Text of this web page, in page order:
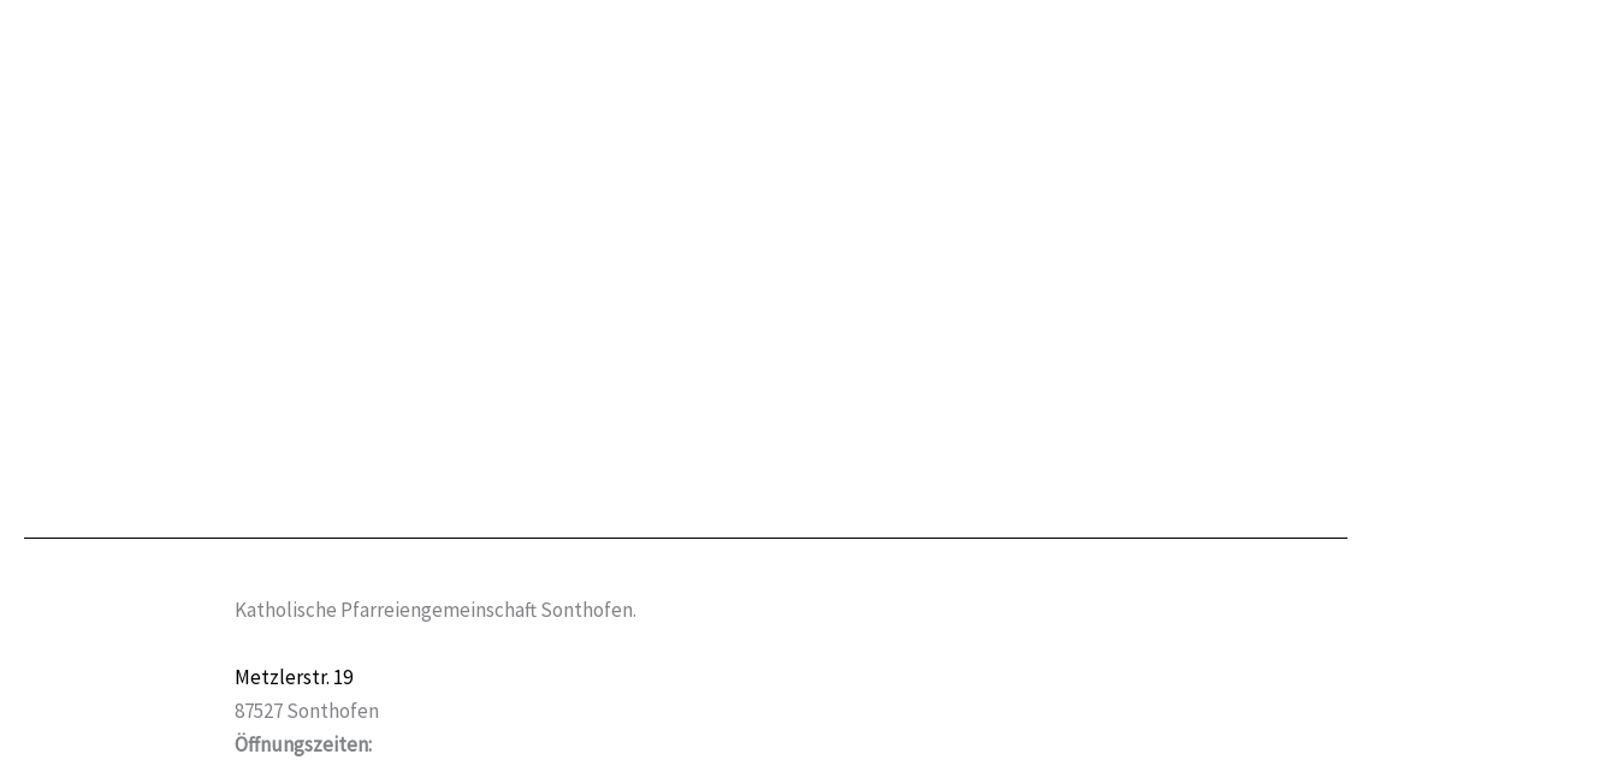
Katholische Pfarreiengemeinschaft Sonthofen.
Metzlerstr. 19
87527 Sonthofen
Öffnungszeiten: